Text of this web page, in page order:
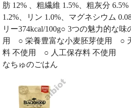
肪 12% 、粗繊維 1.5%、粗灰分
1.2%、リン 1.0%、マグネシウム
リー374kcal/100g○ 3つの魅力的な
用 ○ 栄養豊富な小麦胚芽使用 ○
料 不使用 ○ 人工保存料 不使用
なちゅのごはん